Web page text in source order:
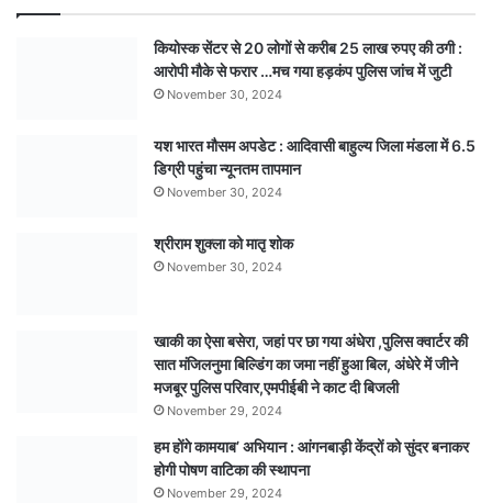
कियोस्क सेंटर से 20 लोगों से करीब 25 लाख रुपए की ठगी :
आरोपी मौके से फरार …मच गया हड़कंप पुलिस जांच में जुटी
November 30, 2024
यश भारत मौसम अपडेट : आदिवासी बाहुल्य जिला मंडला में 6.5
डिग्री पहुंचा न्यूनतम तापमान
November 30, 2024
श्रीराम शुक्ला को मातृ शोक
November 30, 2024
खाकी का ऐसा बसेरा, जहां पर छा गया अंधेरा ,पुलिस क्वार्टर की
सात मंजिलनुमा बिल्डिंग का जमा नहीं हुआ बिल, अंधेरे में जीने
मजबूर पुलिस परिवार,एमपीईबी ने काट दी बिजली
November 29, 2024
हम होंगे कामयाब’ अभियान : आंगनबाड़ी केंद्रों को सुंदर बनाकर
होगी पोषण वाटिका की स्थापना
November 29, 2024